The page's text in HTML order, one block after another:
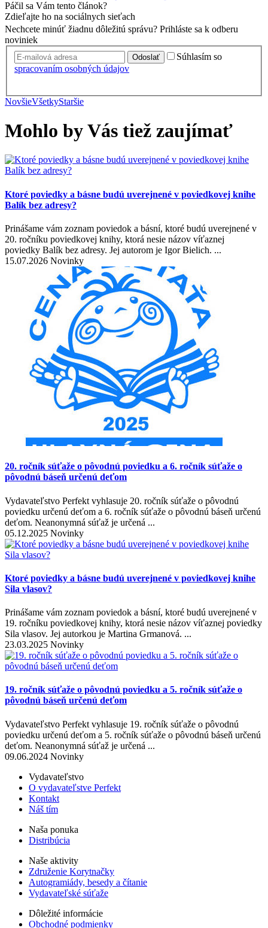
Páčil sa Vám tento článok?
Zdieľajte ho na sociálnych sieťach
Nechcete minúť žiadnu dôležitú správu? Prihláste sa k odberu
noviniek
Odoslať
Súhlasím so
spracovaním osobných údajov
NovšieVšetkyStaršie
Mohlo by Vás tiež zaujímať
Ktoré poviedky a básne budú uverejnené v poviedkovej knihe
Balík bez adresy?
Prinášame vám zoznam poviedok a básní, ktoré budú uverejnené v
20. ročníku poviedkovej knihy, ktorá nesie názov víťaznej
poviedky Balík bez adresy. Jej autorom je Igor Bielich. ...
15.07.2026 Novinky
20. ročník súťaže o pôvodnú poviedku a 6. ročník súťaže o
pôvodnú báseň určenú deťom
Vydavateľstvo Perfekt vyhlasuje 20. ročník súťaže o pôvodnú
poviedku určenú deťom a 6. ročník súťaže o pôvodnú báseň určenú
deťom. Neanonymná súťaž je určená ...
05.12.2025 Novinky
Ktoré poviedky a básne budú uverejnené v poviedkovej knihe
Sila vlasov?
Prinášame vám zoznam poviedok a básní, ktoré budú uverejnené v
19. ročníku poviedkovej knihy, ktorá nesie názov víťaznej poviedky
Sila vlasov. Jej autorkou je Martina Grmanová. ...
23.03.2025 Novinky
19. ročník súťaže o pôvodnú poviedku a 5. ročník súťaže o
pôvodnú báseň určenú deťom
Vydavateľstvo Perfekt vyhlasuje 19. ročník súťaže o pôvodnú
poviedku určenú deťom a 5. ročník súťaže o pôvodnú báseň určenú
deťom. Neanonymná súťaž je určená ...
09.06.2024 Novinky
Vydavateľstvo
O vydavateľstve Perfekt
Kontakt
Náš tím
Naša ponuka
Distribúcia
Naše aktivity
Združenie Korytnačky
Autogramiády, besedy a čítanie
Vydavateľské súťaže
Dôležité informácie
Obchodné podmienky